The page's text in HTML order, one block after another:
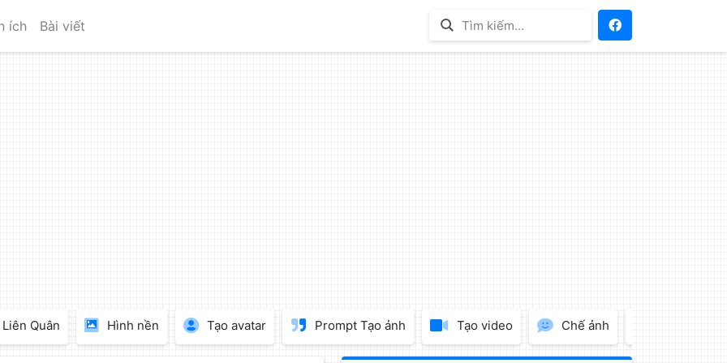
ích Bài viết
Liên Quân Hình nền Tạo avatar Prompt Tạo ảnh Tạo video Chế ảnh